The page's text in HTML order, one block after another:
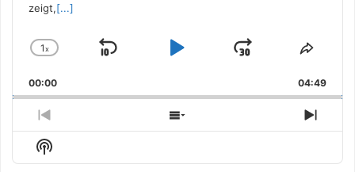
zeigt,[...]
Change
Rate
1x
Skip
Play
Jump
Forward
Share
00:00 04:49
Previous
Episode
Show
Episodes
Next
Show
Podcast